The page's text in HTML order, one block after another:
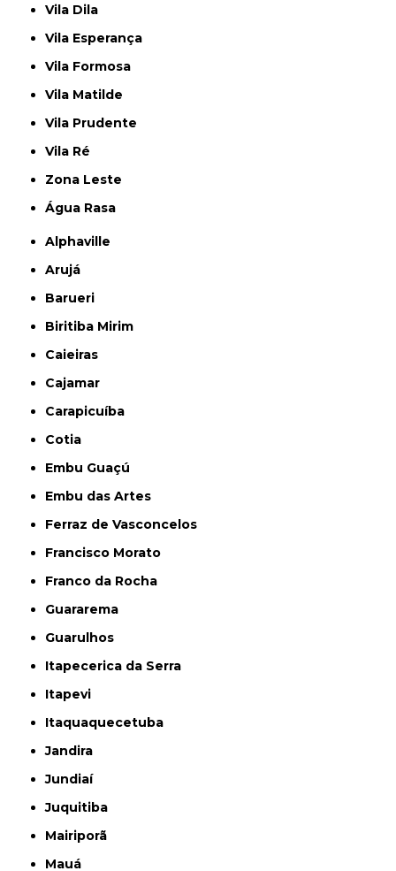
Vila Dila
Vila Esperança
Vila Formosa
Vila Matilde
Vila Prudente
Vila Ré
Zona Leste
Água Rasa
Alphaville
Arujá
Barueri
Biritiba Mirim
Caieiras
Cajamar
Carapicuíba
Cotia
Embu Guaçú
Embu das Artes
Ferraz de Vasconcelos
Francisco Morato
Franco da Rocha
Guararema
Guarulhos
Itapecerica da Serra
Itapevi
Itaquaquecetuba
Jandira
Jundiaí
Juquitiba
Mairiporã
Mauá